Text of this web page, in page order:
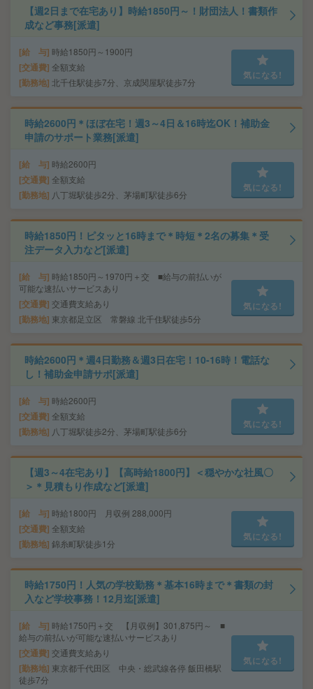
【週2日まで在宅あり】時給1850円～！財団法人！書類作
成など事務[派遣]
給 与 時給1850円～1900円
交通費 全額支給
勤務地 北千住駅徒歩7分、京成関屋駅徒歩7分
気になる!
時給2600円＊ほぼ在宅！週3～4日＆16時迄OK！補助金
申請のサポート業務[派遣]
給 与 時給2600円
交通費 全額支給
勤務地 八丁堀駅徒歩2分、茅場町駅徒歩6分
気になる!
時給1850円！ピタッと16時まで＊時短＊2名の募集＊受
注データ入力など[派遣]
給 与 時給1850円～1970円＋交 ■給与の前払いが
可能な速払いサービスあり
交通費 交通費支給あり
勤務地 東京都足立区 常磐線 北千住駅徒歩5分
気になる!
時給2600円＊週4日勤務＆週3日在宅！10-16時！電話な
し！補助金申請サポ[派遣]
給 与 時給2600円
交通費 全額支給
勤務地 八丁堀駅徒歩2分、茅場町駅徒歩6分
気になる!
【週3～4在宅あり】【高時給1800円】＜穏やかな社風〇
＞＊見積もり作成など[派遣]
給 与 時給1800円 月収例 288,000円
交通費 全額支給
勤務地 錦糸町駅徒歩1分
気になる!
時給1750円！人気の学校勤務＊基本16時まで＊書類の封
入など学校事務！12月迄[派遣]
給 与 時給1750円＋交 【月収例】301,875円～ ■
給与の前払いが可能な速払いサービスあり
交通費 交通費支給あり
勤務地 東京都千代田区 中央・総武線各停 飯田橋駅
徒歩7分
気になる!